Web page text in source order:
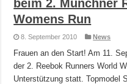
beim 2. Münchner
Womens Run
8. September 2010 News
Frauen an den Start! Am 11.
der 2. Reebok Runners World
Unterstützung statt. Topmodel